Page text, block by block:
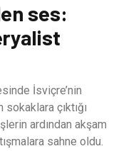
ses:
İsviçre’nin
çıktığı
ardından akşam
sahne oldu.